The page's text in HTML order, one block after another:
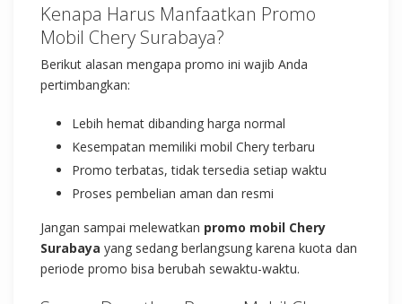
Kenapa Harus Manfaatkan Promo
Mobil Chery Surabaya?
Berikut alasan mengapa promo ini wajib Anda
pertimbangkan:
Lebih hemat dibanding harga normal
Kesempatan memiliki mobil Chery terbaru
Promo terbatas, tidak tersedia setiap waktu
Proses pembelian aman dan resmi
Jangan sampai melewatkan promo mobil Chery
Surabaya yang sedang berlangsung karena kuota dan
periode promo bisa berubah sewaktu-waktu.